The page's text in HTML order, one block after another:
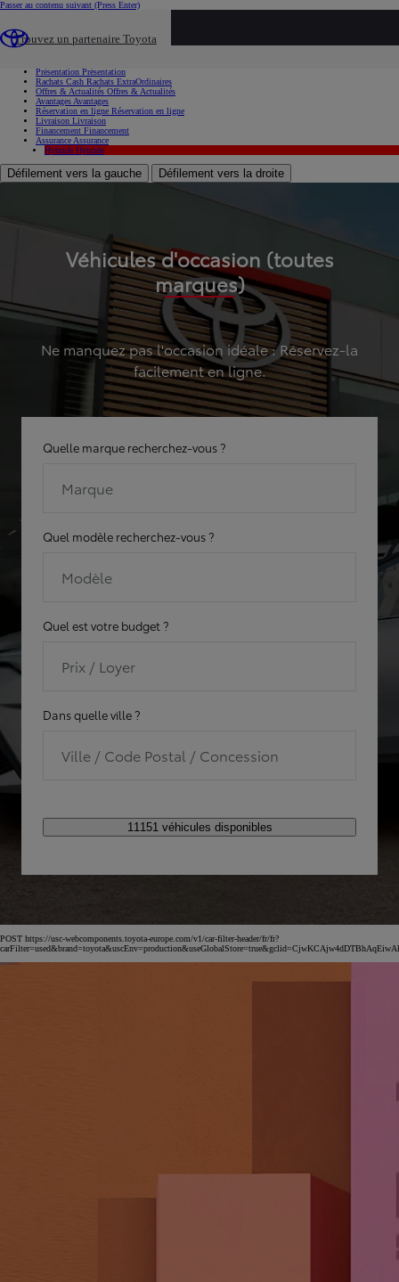
Passer au contenu suivant (Press Enter)
Trouvez un partenaire Toyota
Présentation Présentation
Rachats Cash Rachats ExtraOrdinaires
Offres & Actualités Offres & Actualités
Avantages Avantages
Réservation en ligne Réservation en ligne
Livraison Livraison
Financement Financement
Assurance Assurance
Hybride Hybride
Défilement vers la gauche Défilement vers la droite
Véhicules d'occasion (toutes
marques)
Ne manquez pas l'occasion idéale : Réservez-la
facilement en ligne.
Quelle marque recherchez-vous ?
Marque
Quel modèle recherchez-vous ?
Modèle
Quel est votre budget ?
Prix / Loyer
Dans quelle ville ?
Ville / Code Postal / Concession
11151 véhicules disponibles
POST https://usc-webcomponents.toyota-europe.com/v1/car-filter-header/fr/fr?